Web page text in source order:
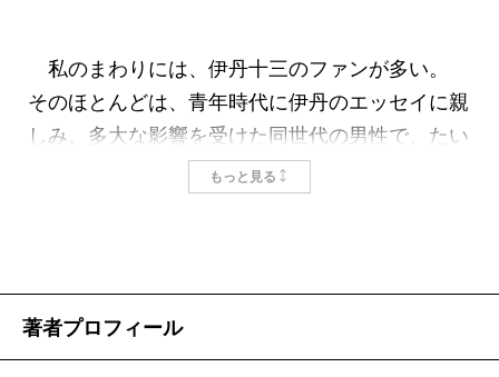
私のまわりには、伊丹十三のファンが多い。
そのほとんどは、青年時代に伊丹のエッセイに親
しみ、多大な影響を受けた同世代の男性で、たい
がいはちょっと癖のある友人知人である。と、思
丹十三ファンで、『モノンクル』のバックナンバ
もっと見る
著者プロフィール